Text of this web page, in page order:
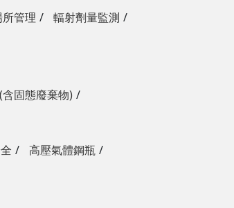
管理
輻射劑量監測
固態廢棄物)
高壓氣體鋼瓶